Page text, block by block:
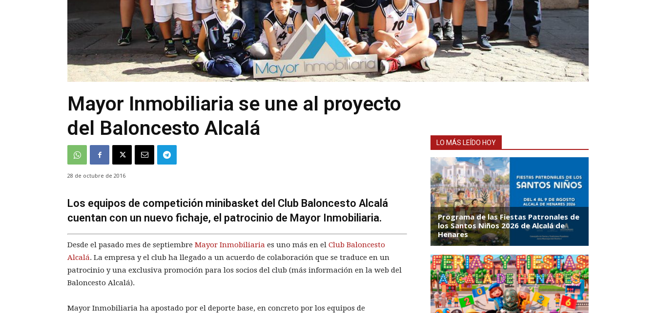
Mayor Inmobiliaria se une al proyecto
del Baloncesto Alcalá
28 de octubre de 2016
Los equipos de competición minibasket del Club Baloncesto Alcalá
cuentan con un nuevo fichaje, el patrocinio de Mayor Inmobiliaria.
Desde el pasado mes de septiembre Mayor Inmobiliaria es uno más en el Club Baloncesto
Alcalá. La empresa y el club ha llegado a un acuerdo de colaboración que se traduce en un
patrocinio y una exclusiva promoción para los socios del club (más información en la web del
Baloncesto Alcalá).
Mayor Inmobiliaria ha apostado por el deporte base, en concreto por los equipos de
LO MÁS LEÍDO HOY